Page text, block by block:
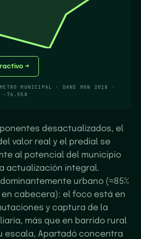
→
MUNICIPAL · DANE MGN 2018
·
-76.558
desactualizados, el
valor real y el predial se
al potencial del municipio
actualización integral.
urbano (≈85%
cabecera): el foco está en
y captura de la
más que en barrido rural
escala, Apartadó concentra